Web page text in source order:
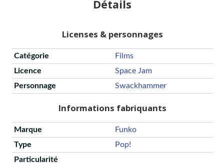
Détails
Licenses & personnages
Catégorie
Films
Licence
Space Jam
Personnage
Swackhammer
Informations fabriquants
Marque
Funko
Type
Pop!
Particularité